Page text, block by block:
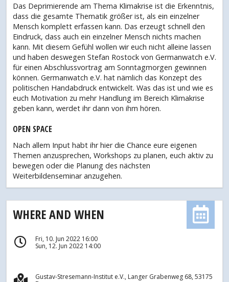
Das Deprimierende am Thema Klimakrise ist die Erkenntnis,
dass die gesamte Thematik größer ist, als ein einzelner
Mensch komplett erfassen kann. Das erzeugt schnell den
Eindruck, dass auch ein einzelner Mensch nichts machen
kann. Mit diesem Gefühl wollen wir euch nicht alleine lassen
und haben deswegen Stefan Rostock von Germanwatch e.V.
für einen Abschlussvortrag am Sonntagmorgen gewinnen
können. Germanwatch e.V. hat nämlich das Konzept des
politischen Handabdruck entwickelt. Was das ist und wie es
euch Motivation zu mehr Handlung im Bereich Klimakrise
geben kann, werdet ihr dann von ihm hören.
OPEN SPACE
Nach allem Input habt ihr hier die Chance eure eigenen
Themen anzusprechen, Workshops zu planen, euch aktiv zu
bewegen oder die Planung des nächsten
Weiterbildenseminar anzugehen.
WHERE AND WHEN
Fri, 10. Jun 2022 16:00
Sun, 12. Jun 2022 14:00
Gustav-Stresemann-Institut e.V., Langer Grabenweg 68, 53175